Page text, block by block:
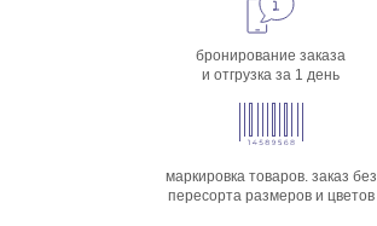
бронирование заказа
и отгрузка за 1 день
маркировка товаров. заказ без
пересорта размеров и цветов